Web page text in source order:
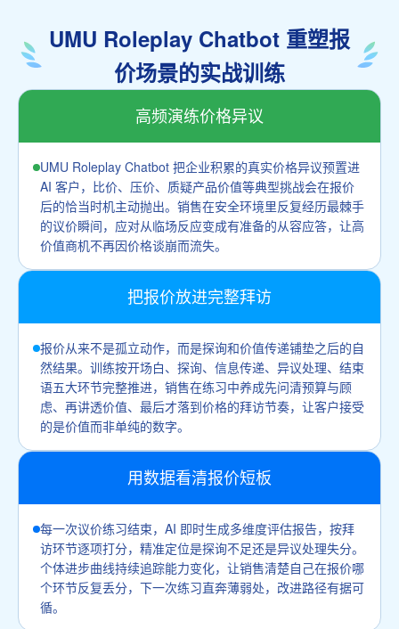
UMU Roleplay Chatbot 重塑报
价场景的实战训练
高频演练价格异议
UMU Roleplay Chatbot 把企业积累的真实价格异议预置进
AI 客户，比价、压价、质疑产品价值等典型挑战会在报价
后的恰当时机主动抛出。销售在安全环境里反复经历最棘手
的议价瞬间，应对从临场反应变成有准备的从容应答，让高
价值商机不再因价格谈崩而流失。
把报价放进完整拜访
报价从来不是孤立动作，而是探询和价值传递铺垫之后的自
然结果。训练按开场白、探询、信息传递、异议处理、结束
语五大环节完整推进，销售在练习中养成先问清预算与顾
虑、再讲透价值、最后才落到价格的拜访节奏，让客户接受
的是价值而非单纯的数字。
用数据看清报价短板
每一次议价练习结束，AI 即时生成多维度评估报告，按拜
访环节逐项打分，精准定位是探询不足还是异议处理失分。
个体进步曲线持续追踪能力变化，让销售清楚自己在报价哪
个环节反复丢分，下一次练习直奔薄弱处，改进路径有据可
循。